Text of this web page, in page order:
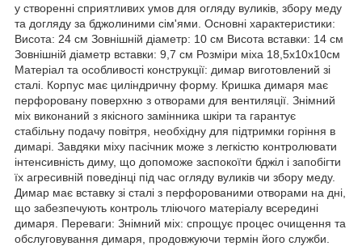
у створенні сприятливих умов для огляду вуликів, збору меду
та догляду за бджолиними сім'ями. Основні характеристики:
Висота: 24 см Зовнішній діаметр: 10 см Висота вставки: 14 см
Зовнішній діаметр вставки: 9,7 см Розміри міха 18,5х10х10см
Матеріал та особливості конструкції: димар виготовлений зі
сталі. Корпус має циліндричну форму. Кришка димаря має
перфоровану поверхню з отворами для вентиляції. Знімний
міх виконаний з якісного замінника шкіри та гарантує
стабільну подачу повітря, необхідну для підтримки горіння в
димарі. Завдяки міху пасічник може з легкістю контролювати
інтенсивність диму, що допоможе заспокоїти бджіл і запобігти
їх агресивній поведінці під час огляду вуликів чи збору меду.
Димар має вставку зі сталі з перфорованими отворами на дні,
що забезпечують контроль тліючого матеріалу всередині
димаря. Переваги: Знімний міх: спрощує процес очищення та
обслуговування димаря, продовжуючи термін його служби.